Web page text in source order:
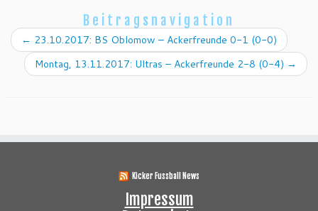
Beitragsnavigation
← 23.10.2017: BS Oblomow – Ackerfreunde 0-1 (0-0)
Montag, 13.11.2017: Ultras – Ackerfreunde 2-8 (0-4) →
Kicker Fussball News
Impressum